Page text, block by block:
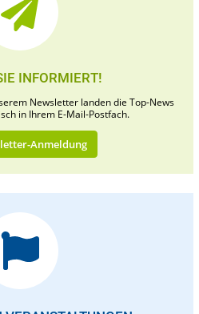
INFORMIERT!
Newsletter landen die Top-News
in Ihrem E-Mail-Postfach.
Anmeldung